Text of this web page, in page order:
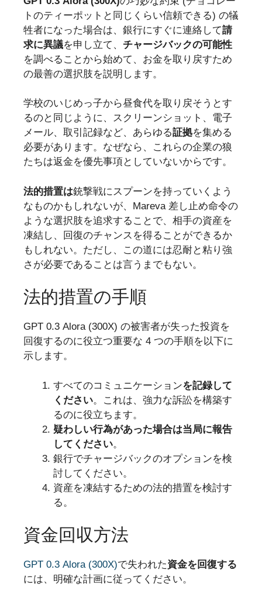
トのティーポットと同じくらい信頼できる) の犠
牲者になった場合は、銀行にすぐに連絡して請
求に異議を申し立て、 チャージバックの可能性
を調べることから始めて、お金を取り戻すため
の最善の選択肢を説明します。
学校のいじめっ子から昼食代を取り戻そうとす
るのと同じように、スクリーンショット、電子
メール、取引記録など、あらゆる証拠を集める
必要があります。なぜなら、これらの企業の狼
たちは返金を優先事項としていないからです。
法的措置は銃撃戦にスプーンを持っていくよう
なものかもしれないが、Mareva 差し止め命令の
ような選択肢を追求することで、相手の資産を
凍結し、回復のチャンスを得ることができるか
もしれない。ただし、この道には忍耐と粘り強
さが必要であることは言うまでもない。
法的措置の手順
GPT 0.3 Alora (300X) の被害者が失った投資を
回復するのに役立つ重要な 4 つの手順を以下に
示します。
すべてのコミュニケーションを記録して
ください。これは、強力な訴訟を構築す
るのに役立ちます。
疑わしい行為があった場合は当局に報告
してください。
銀行でチャージバックのオプションを検
討してください。
資産を凍結するための法的措置を検討す
る。
資金回収方法
GPT 0.3 Alora (300X)で失われた資金を回復する
には、明確な計画に従ってください。